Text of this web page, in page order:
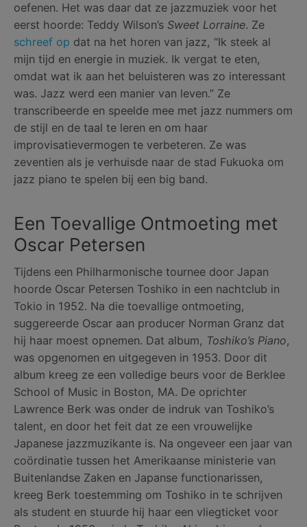
oefenen. Het was daar dat ze jazzmuziek voor het
eerst hoorde: Teddy Wilson’s Sweet Lorraine. Ze
schreef op dat na het horen van jazz, “Ik steek al
mijn tijd en energie in muziek. Ik vergat te eten,
omdat wat ik aan het beluisteren was zo interessant
was. Jazz werd een manier van leven.” Ze
transcribeerde en speelde mee met jazz nummers om
de stijl en de taal te leren en om haar
improvisatievermogen te verbeteren. Ze was
zeventien als je verhuisde naar de stad Fukuoka om
jazz piano te spelen bij een big band.
Een Toevallige Ontmoeting met
Oscar Petersen
Tijdens een Philharmonische tournee door Japan
hoorde Oscar Petersen Toshiko in een nachtclub in
Tokio in 1952. Na die toevallige ontmoeting,
suggereerde Oscar aan producer Norman Granz dat
hij haar moest opnemen. Dat album, Toshiko’s Piano,
was opgenomen en uitgegeven in 1953. Door dit
album kreeg ze een volledige beurs voor de Berklee
School of Music in Boston, MA. De oprichter
Lawrence Berk was onder de indruk van Toshiko’s
talent, en door het feit dat ze een vrouwelijke
Japanese jazzmuzikante is. Na ongeveer een jaar van
coördinatie tussen het Amerikaanse ministerie van
Buitenlandse Zaken en Japanse functionarissen,
kreeg Berk toestemming om Toshiko in te schrijven
als student en stuurde hij haar een vliegticket voor